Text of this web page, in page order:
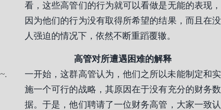
看，这些高管们的行为就可以看做是无能的表现，
因为他们的行为没有取得所希望的结果，而且在没
人强迫的情况下，依然不断重蹈覆辙。
高管对所遭遇困难的解释
.
一开始，这群高管认为，他们之所以未能制定和实
施一个可行的战略，其原因在于没有充分的财务数
据。于是，他们聘请了一位财务高管，大家一致认